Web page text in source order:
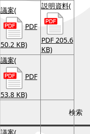
検索
議案(
PDF
50.2 KB)
説明資料(
PDF 205.6
KB)
議案(
PDF
53.8 KB)
議案(